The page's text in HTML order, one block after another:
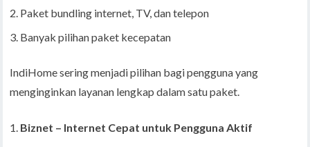
Paket bundling internet, TV, dan telepon
Banyak pilihan paket kecepatan
IndiHome sering menjadi pilihan bagi pengguna yang
menginginkan layanan lengkap dalam satu paket.
Biznet – Internet Cepat untuk Pengguna Aktif